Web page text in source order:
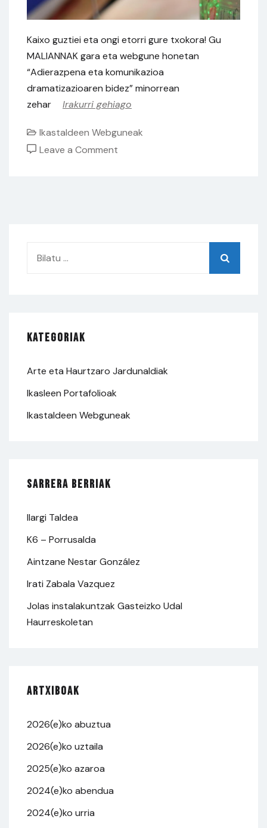
Kaixo guztiei eta ongi etorri gure txokora! Gu
MALIANNAK gara eta webgune honetan
“Adierazpena eta komunikazioa
dramatizazioaren bidez” minorrean
zehar
Irakurri gehiago
Ikastaldeen Webguneak
Leave a Comment
Kategoriak
Arte eta Haurtzaro Jardunaldiak
Ikasleen Portafolioak
Ikastaldeen Webguneak
Sarrera berriak
Ilargi Taldea
K6 – Porrusalda
Aintzane Nestar González
Irati Zabala Vazquez
Jolas instalakuntzak Gasteizko Udal
Haurreskoletan
Artxiboak
2026(e)ko abuztua
2026(e)ko uztaila
2025(e)ko azaroa
2024(e)ko abendua
2024(e)ko urria